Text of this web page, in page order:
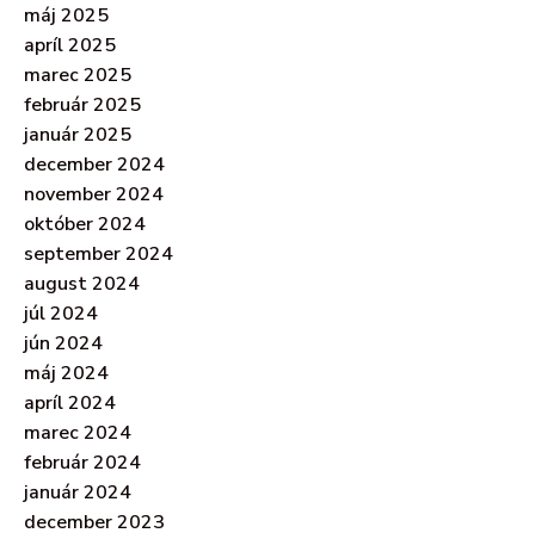
máj 2025
apríl 2025
marec 2025
február 2025
január 2025
december 2024
november 2024
október 2024
september 2024
august 2024
júl 2024
jún 2024
máj 2024
apríl 2024
marec 2024
február 2024
január 2024
december 2023